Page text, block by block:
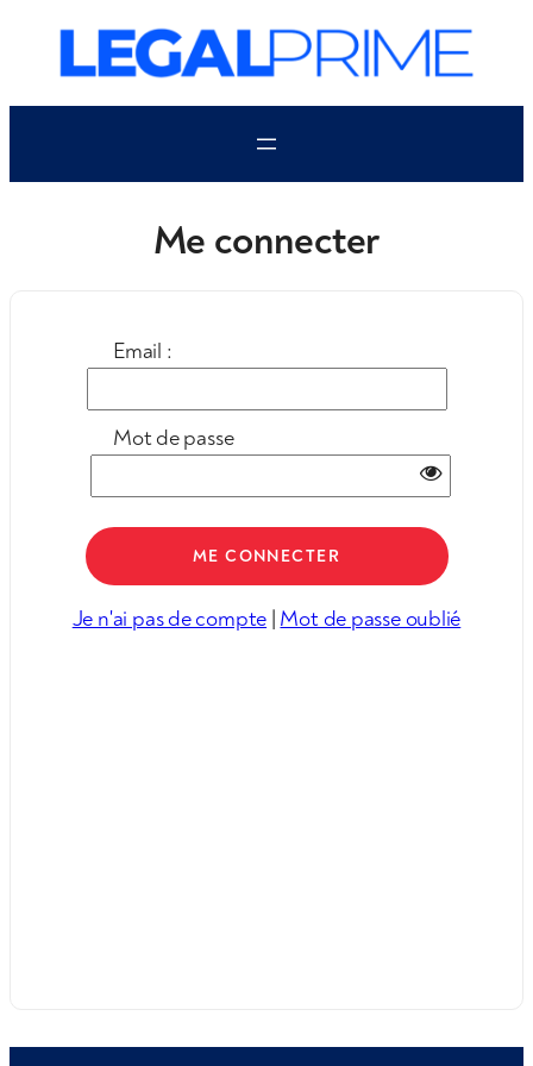
contenu
Me connecter
Email :
Mot de passe
Je n'ai pas de compte | Mot de passe oublié